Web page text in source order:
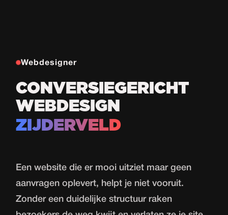
Webdesigner
CONVERSIEGERICHT
WEBDESIGN
ZIJDERVELD
Een website die er mooi uitziet maar geen
aanvragen oplevert, helpt je niet vooruit.
Zonder een duidelijke structuur raken